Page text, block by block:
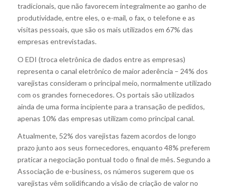
tradicionais, que não favorecem integralmente ao ganho de
produtividade, entre eles, o e-mail, o fax, o telefone e as
visitas pessoais, que são os mais utilizados em 67% das
empresas entrevistadas.
O EDI (troca eletrônica de dados entre as empresas)
representa o canal eletrônico de maior aderência – 24% dos
varejistas consideram o principal meio, normalmente utilizado
com os grandes fornecedores. Os portais são utilizados
ainda de uma forma incipiente para a transação de pedidos,
apenas 10% das empresas utilizam como principal canal.
Atualmente, 52% dos varejistas fazem acordos de longo
prazo junto aos seus fornecedores, enquanto 48% preferem
praticar a negociação pontual todo o final de mês. Segundo a
Associação de e-business, os números sugerem que os
varejistas vêm solidificando a visão de criação de valor no